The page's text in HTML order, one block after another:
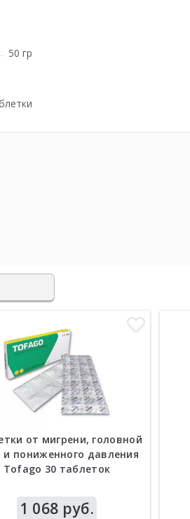
50 гр
от мигрени, головной
и пониженного давления
Tofago 30 таблеток
1 068 руб.